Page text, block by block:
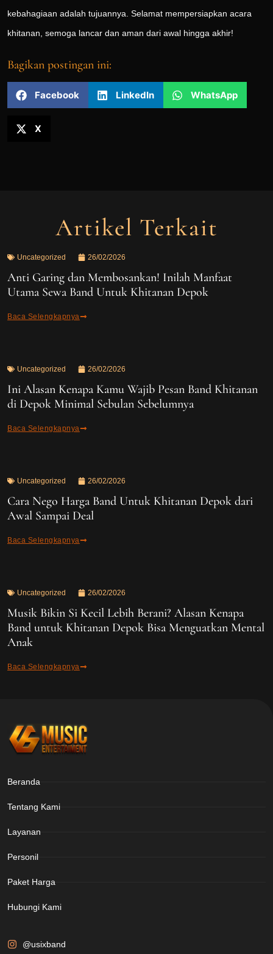
kebahagiaan adalah tujuannya. Selamat mempersiapkan acara
khitanan, semoga lancar dan aman dari awal hingga akhir!
Bagikan postingan ini:
Facebook LinkedIn WhatsApp
X
Artikel Terkait
Uncategorized 26/02/2026
Anti Garing dan Membosankan! Inilah Manfaat
Utama Sewa Band Untuk Khitanan Depok
Baca Selengkapnya
Uncategorized 26/02/2026
Ini Alasan Kenapa Kamu Wajib Pesan Band Khitanan
di Depok Minimal Sebulan Sebelumnya
Baca Selengkapnya
Uncategorized 26/02/2026
Cara Nego Harga Band Untuk Khitanan Depok dari
Awal Sampai Deal
Baca Selengkapnya
Uncategorized 26/02/2026
Musik Bikin Si Kecil Lebih Berani? Alasan Kenapa
Band untuk Khitanan Depok Bisa Menguatkan Mental
Anak
Baca Selengkapnya
@usixband
Beranda
Tentang Kami
Layanan
Personil
Paket Harga
Hubungi Kami